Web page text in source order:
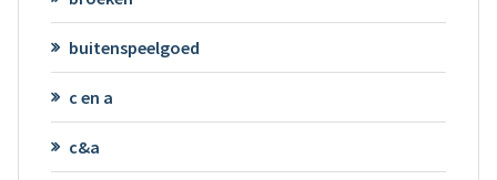
buitenspeelgoed
c en a
c&a